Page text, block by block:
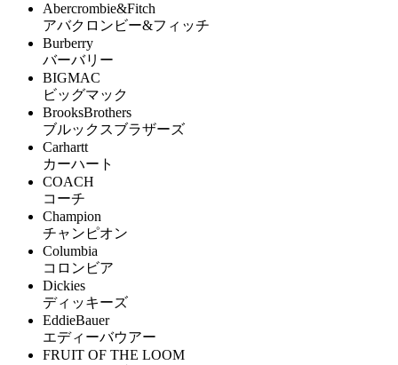
Abercrombie&Fitch
アバクロンビー&フィッチ
Burberry
バーバリー
BIGMAC
ビッグマック
BrooksBrothers
ブルックスブラザーズ
Carhartt
カーハート
COACH
コーチ
Champion
チャンピオン
Columbia
コロンビア
Dickies
ディッキーズ
EddieBauer
エディーバウアー
FRUIT OF THE LOOM